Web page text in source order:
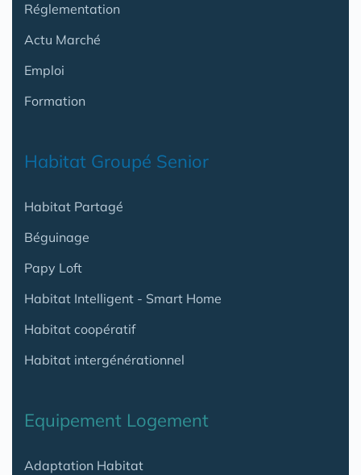
Réglementation
Actu Marché
Emploi
Formation
Habitat Groupé Senior
Habitat Partagé
Béguinage
Papy Loft
Habitat Intelligent - Smart Home
Habitat coopératif
Habitat intergénérationnel
Equipement Logement
Adaptation Habitat